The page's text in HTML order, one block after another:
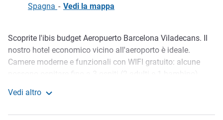
Spagna - Vedi la mappa
Descrizione
Scoprite l'ibis budget Aeropuerto Barcelona Viladecans. Il
nostro hotel economico vicino all'aeroporto è ideale.
Camere moderne e funzionali con WIFI gratuito: alcune
sono aperti 24 ore su 24 e dalle 4:30 a mezzogiorno è
Vedi altro